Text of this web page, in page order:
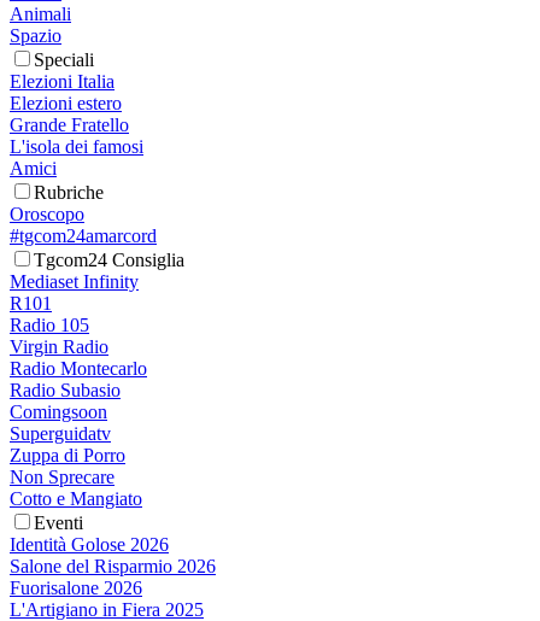
Animali
Spazio
Speciali
Elezioni Italia
Elezioni estero
Grande Fratello
L'isola dei famosi
Amici
Rubriche
Oroscopo
#tgcom24amarcord
Tgcom24 Consiglia
Mediaset Infinity
R101
Radio 105
Virgin Radio
Radio Montecarlo
Radio Subasio
Comingsoon
Superguidatv
Zuppa di Porro
Non Sprecare
Cotto e Mangiato
Eventi
Identità Golose 2026
Salone del Risparmio 2026
Fuorisalone 2026
L'Artigiano in Fiera 2025